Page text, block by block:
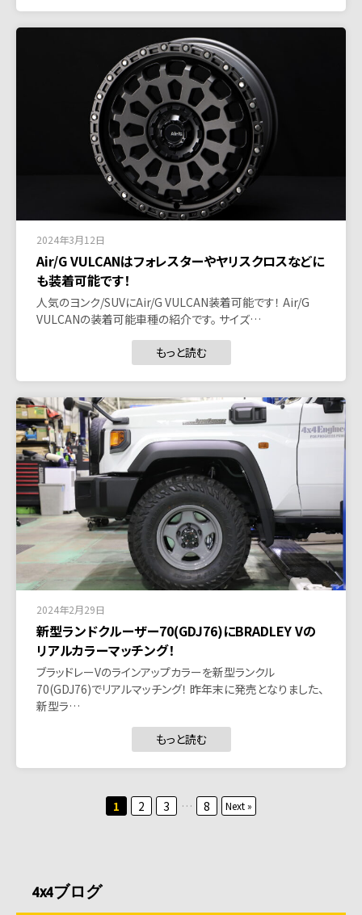
2024年3月12日
Air/G VULCANはフォレスターやヤリスクロスなどに
も装着可能です！
人気のヨンク/SUVにAir/G VULCAN装着可能です！ Air/G
VULCANの装着可能車種の紹介です。 サイズ…
もっと読む
2024年2月29日
新型ランドクルーザー70(GDJ76)にBRADLEY Vの
リアルカラーマッチング！
ブラッドレーVのラインアップカラーを新型ランクル
70(GDJ76)でリアルマッチング！ 昨年末に発売となりました、
新型ラ…
もっと読む
1 2 3 … 8 Next »
4x4ブログ